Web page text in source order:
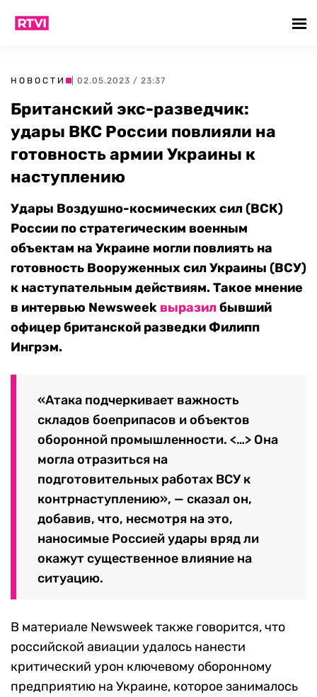
НОВОСТИ | 02.05.2023 / 23:37
Британский экс-разведчик:
удары ВКС России повлияли на
готовность армии Украины к
наступлению
Удары Воздушно-космических сил (ВСК)
России по стратегическим военным
объектам на Украине могли повлиять на
готовность Вооруженных сил Украины (ВСУ)
к наступательным действиям. Такое мнение
в интервью Newsweek выразилбывший
офицер британской разведки Филипп
Ингрэм.
«Атака подчеркивает важность
складов боеприпасов и объектов
оборонной промышленности. <…> Она
могла отразиться на
подготовительных работах ВСУ к
контрнаступлению», — сказал он,
добавив, что, несмотря на это,
наносимые Россией удары вряд ли
окажут существенное влияние на
ситуацию.
В материале Newsweek также говорится, что
российской авиации удалось нанести
критический урон ключевому оборонному
предприятию на Украине, которое занималось